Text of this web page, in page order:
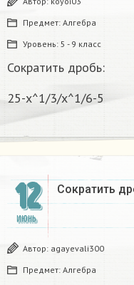
Предмет: Алгебра
Уровень: 5 - 9 класс
Сократить дробь:
25-х^1/3/х^1/6-5
12
ИЮНЬ
Сократить
Автор: agayevali300
Предмет: Алгебра